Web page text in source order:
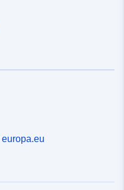
europa.eu